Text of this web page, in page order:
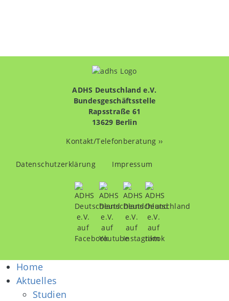
ADHS Deutschland e.V.
Bundesgeschäftsstelle
Rapsstraße 61
13629 Berlin
Kontakt/Telefonberatung ››
Fußzeilenmenü
Datenschutzerklärung Impressum
Home
Aktuelles
Studien